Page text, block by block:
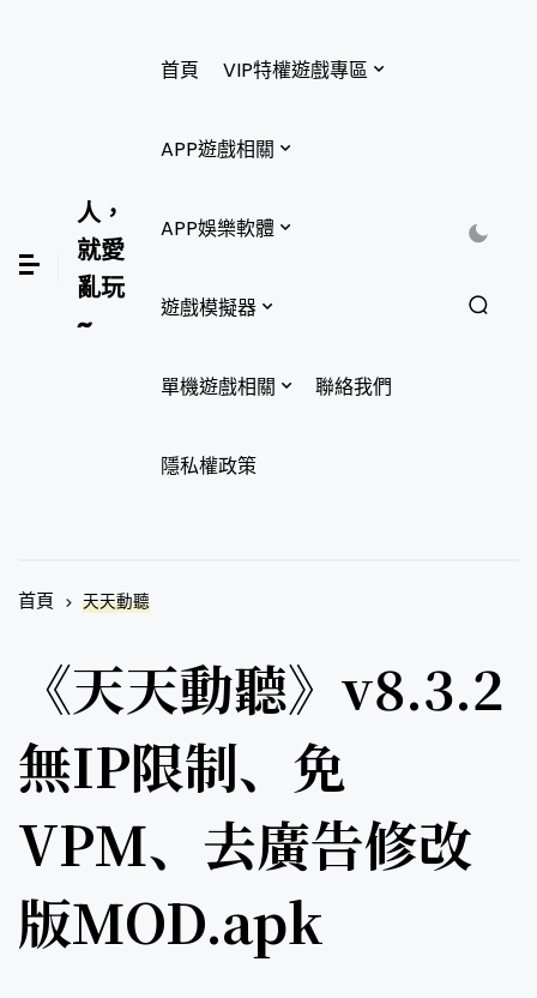
人，
就愛
亂玩
~
首頁 VIP特權遊戲專區
APP遊戲相關
APP娛樂軟體
遊戲模擬器
單機遊戲相關 聯絡我們
隱私權政策
首頁 天天動聽
《天天動聽》v8.3.2
無IP限制、免
VPM、去廣告修改
版MOD.apk